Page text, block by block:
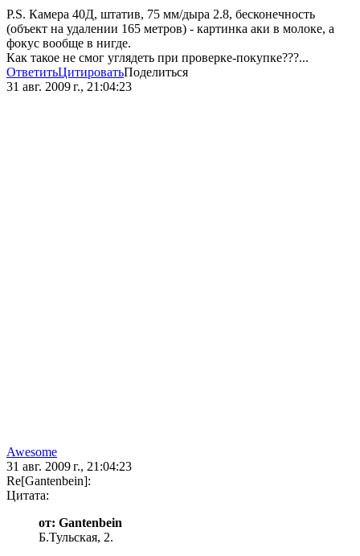
P.S. Камера 40Д, штатив, 75 мм/дыра 2.8, бесконечность
(объект на удалении 165 метров) - картинка аки в молоке, а
фокус вообще в нигде.
Как такое не смог углядеть при проверке-покупке???...
ОтветитьЦитироватьПоделиться
31 авг. 2009 г., 21:04:23
Awesome
31 авг. 2009 г., 21:04:23
Re[Gantenbein]:
Цитата:
от: Gantenbein
Б.Тульская, 2.